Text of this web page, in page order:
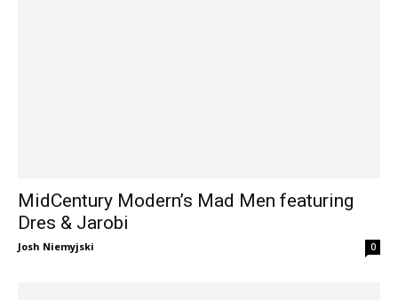
MidCentury Modern’s Mad Men featuring
Dres & Jarobi
Josh Niemyjski 0